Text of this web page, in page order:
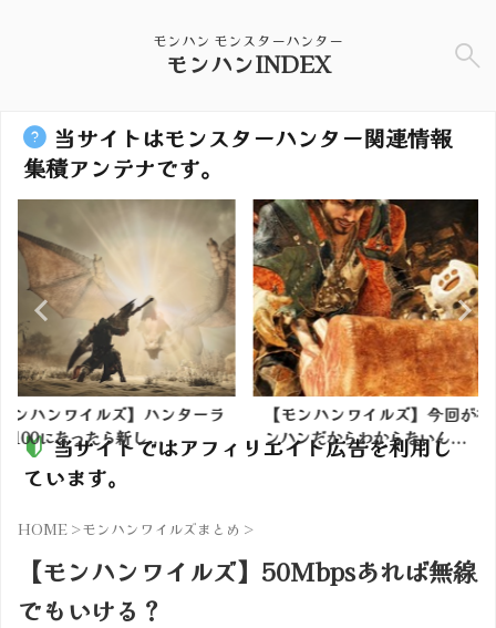
モンハン モンスターハンター
モンハンINDEX
当サイトはモンスターハンター関連情報
集積アンテナです。
ンターラ
...
【モンハンワイルズ】今回が初モ
ンハンだからわからないん...
【モンハ
い竜玉出て
当サイトではアフィリエイト広告を利用し
ています。
HOME >モンハンワイルズまとめ >
【モンハンワイルズ】50Mbpsあれば無線
でもいける？